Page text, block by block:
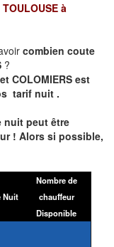
TOULOUSE à
combien coute
?
COLOMIERS est
tarif nuit .
nuit peut être
! Alors si possible,
Nuit
Nombre de
chauffeur
Disponible